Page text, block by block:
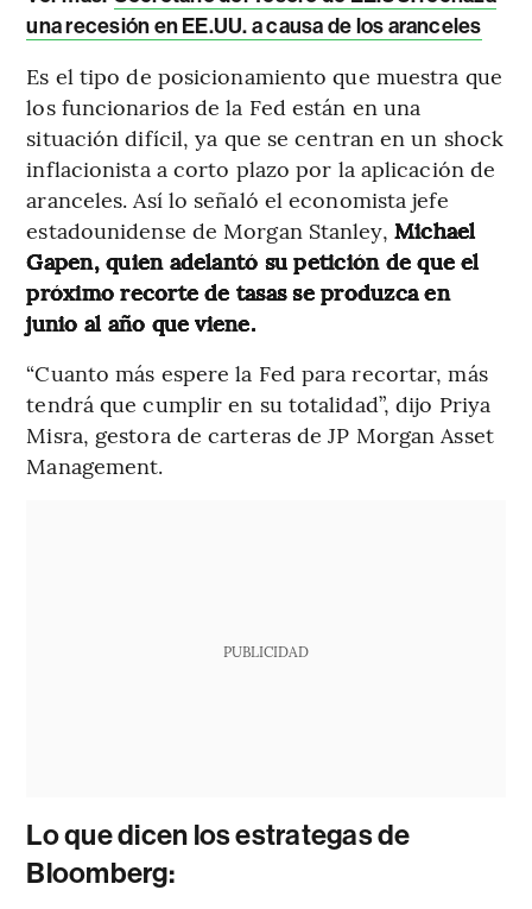
una recesión en EE.UU. a causa de los aranceles
Es el tipo de posicionamiento que muestra que
los funcionarios de la Fed están en una
situación difícil, ya que se centran en un shock
inflacionista a corto plazo por la aplicación de
aranceles. Así lo señaló el economista jefe
estadounidense de Morgan Stanley, Michael
Gapen, quien adelantó su petición de que el
próximo recorte de tasas se produzca en
junio al año que viene.
“Cuanto más espere la Fed para recortar, más
tendrá que cumplir en su totalidad”, dijo Priya
Misra, gestora de carteras de JP Morgan Asset
Management.
PUBLICIDAD
Lo que dicen los estrategas de
Bloomberg: